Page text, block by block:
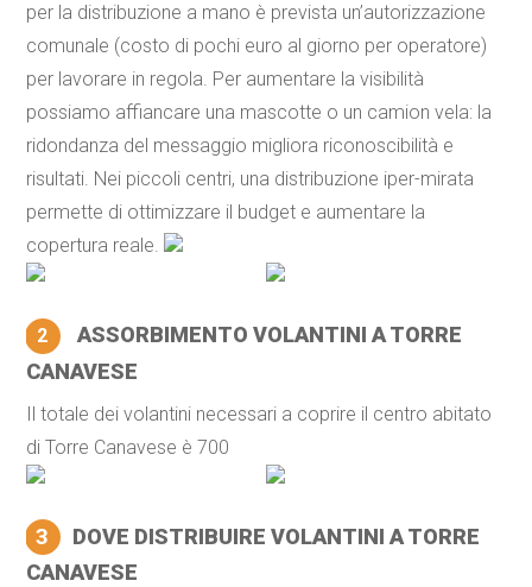
per la distribuzione a mano è prevista un’autorizzazione
comunale (costo di pochi euro al giorno per operatore)
per lavorare in regola. Per aumentare la visibilità
possiamo affiancare una mascotte o un camion vela: la
ridondanza del messaggio migliora riconoscibilità e
risultati. Nei piccoli centri, una distribuzione iper-mirata
permette di ottimizzare il budget e aumentare la
copertura reale.
2
ASSORBIMENTO VOLANTINI A TORRE
CANAVESE
Il totale dei volantini necessari a coprire il centro abitato
di Torre Canavese è 700
3
DOVE DISTRIBUIRE VOLANTINI A TORRE
CANAVESE